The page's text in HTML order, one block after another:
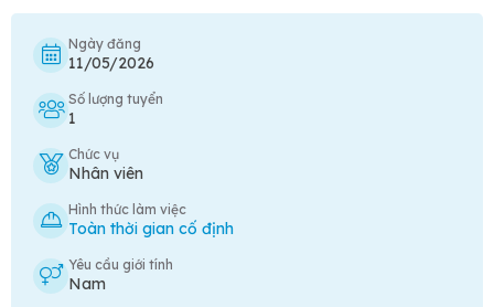
Ngày đăng
11/05/2026
Số lượng tuyển
1
Chức vụ
Nhân viên
Hình thức làm việc
Toàn thời gian cố định
Yêu cầu giới tính
Nam